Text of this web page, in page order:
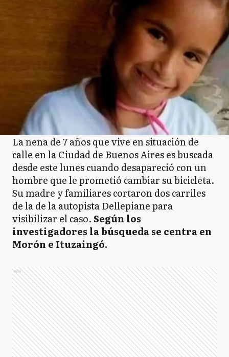
La nena de 7 años que vive en situación de
calle en la Ciudad de Buenos Aires es buscada
desde este lunes cuando desapareció con un
hombre que le prometió cambiar su bicicleta.
Su madre y familiares cortaron dos carriles
de la de la autopista Dellepiane para
visibilizar el caso.Según los
investigadores la búsqueda se centra en
Morón e Ituzaingó.
Ads